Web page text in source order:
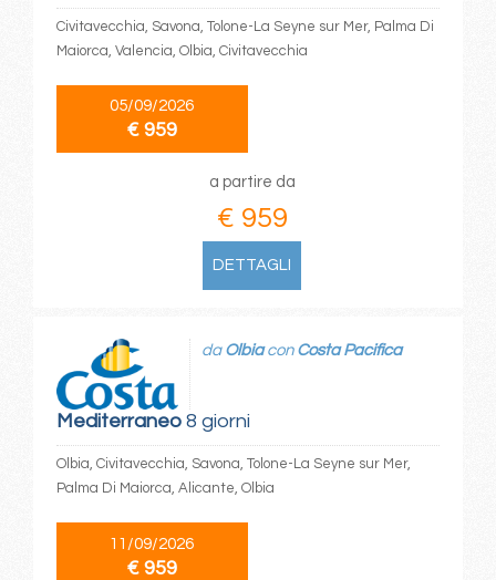
Civitavecchia, Savona, Tolone-La Seyne sur Mer, Palma Di
Maiorca, Valencia, Olbia, Civitavecchia
05/09/2026
€ 959
a partire da
€ 959
DETTAGLI
Mediterraneo8 giorni
da Olbiacon Costa Pacifica
Olbia, Civitavecchia, Savona, Tolone-La Seyne sur Mer,
Palma Di Maiorca, Alicante, Olbia
11/09/2026
€ 959